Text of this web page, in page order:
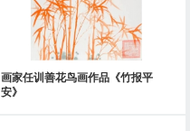
画家任训善花鸟画作品《竹报平
安》